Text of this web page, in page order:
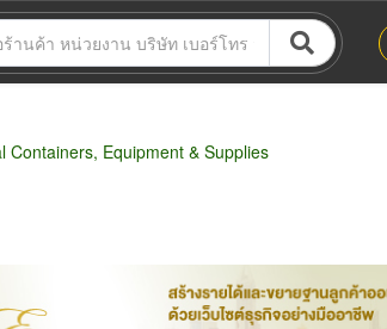
Equipment & Supplies
ผู้ส่งออก/นำเข้า ธุรกิจบริการ